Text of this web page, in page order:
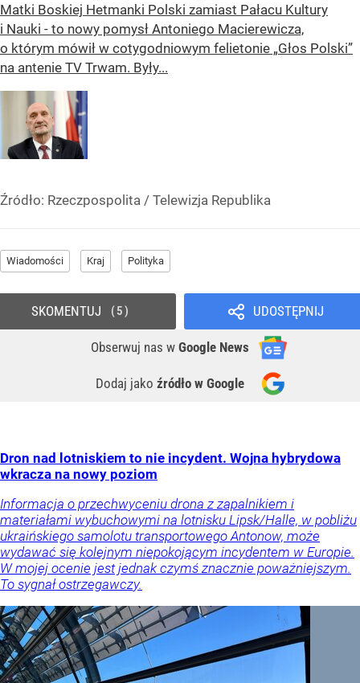
Matki Boskiej Hetmanki Polski zamiast Pałacu Kultury
i Nauki - to nowy pomysł Antoniego Macierewicza,
o którym mówił w cotygodniowym felietonie „Głos Polski”
na antenie TV Trwam. Były...
Źródło: Rzeczpospolita / Telewizja Republika
Wiadomości Kraj Polityka
UDOSTĘPNIJ
Obserwuj nas w Google News
Dodaj jako źródło w Google
SKOMENTUJ 5
Dron nad lotniskiem to nie incydent. Wojna hybrydowa
wkracza na nowy poziom
Informacja o przechwyceniu drona z zapalnikiem i
materiałami wybuchowymi na lotnisku Lipsk/Halle, w pobliżu
ukraińskiego samolotu transportowego Antonow, może
wydawać się kolejnym niepokojącym incydentem w Europie.
W mojej ocenie jest jednak czymś znacznie poważniejszym.
To sygnał ostrzegawczy.